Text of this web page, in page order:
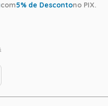
com5% de Descontono PIX.